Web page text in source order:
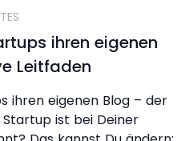
ihren eigenen
Leitfaden
ihren eigenen Blog – der
ist bei Deiner